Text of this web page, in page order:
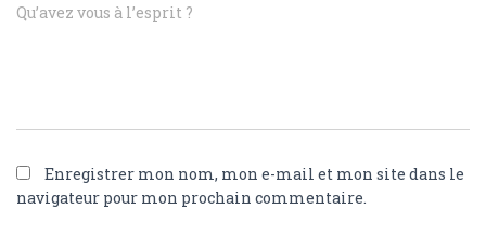
Qu’avez vous à l’esprit ?
Enregistrer mon nom, mon e-mail et mon site dans le
navigateur pour mon prochain commentaire.